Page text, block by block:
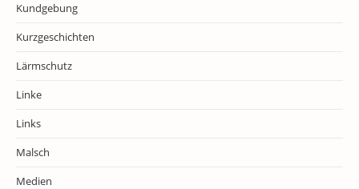
Kundgebung
Kurzgeschichten
Lärmschutz
Linke
Links
Malsch
Medien